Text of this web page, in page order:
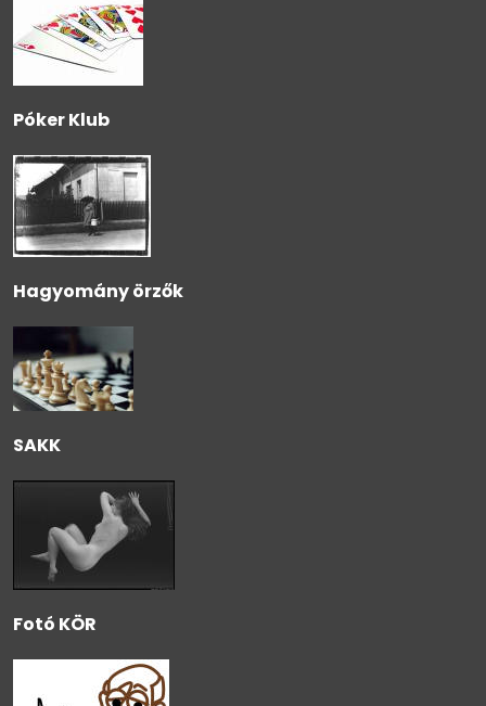
Póker Klub
Hagyomány örzők
SAKK
Fotó KÖR